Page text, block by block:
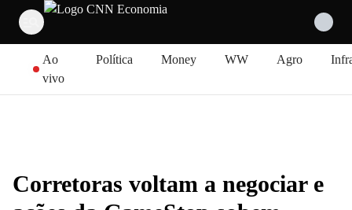
Ao
vivo
Política Money WW Agro
Corretoras voltam a negociar e